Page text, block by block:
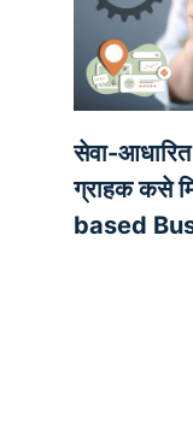
सेवा-
ग्राहक कसे
based